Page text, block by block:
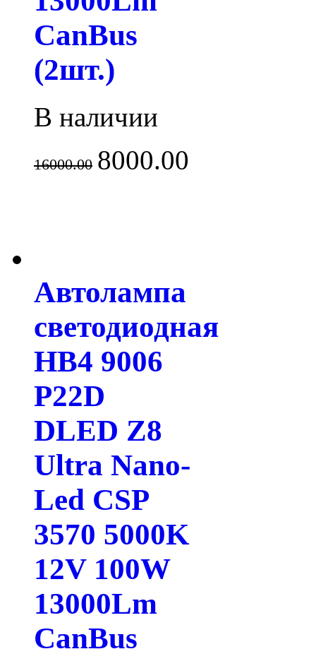
CanBus
(2шт.)
В наличии
16000.00 8000.00
Автолампа
светодиодная
HB4 9006
P22D
DLED Z8
Ultra Nano-
Led CSP
3570 5000K
12V 100W
13000Lm
CanBus